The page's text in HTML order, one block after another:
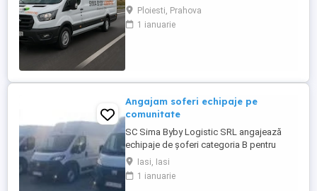
transport internațional (comunitate)!
Căutăm echipaje formate din 2 șoferi,
posesori ai permisului categoria B, pentru
Ploiesti, Prahova
1 ianuarie
Angajam soferi echipaje pe
comunitate
SC Sima Byby Logistic SRL angajează
echipaje de șoferi categoria B pentru
transport internațional (comunitate)!
Căutăm echipaje formate din 2 șoferi,
posesori ai permisului categoria B, pentru
Iasi, Iasi
1 ianuarie